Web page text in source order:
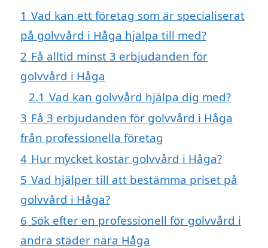
1 Vad kan ett företag som är specialiserat
på golvvård i Håga hjälpa till med?
2 Få alltid minst 3 erbjudanden för
golvvård i Håga
2.1 Vad kan golvvård hjälpa dig med?
3 Få 3 erbjudanden för golvvård i Håga
från professionella företag
4 Hur mycket kostar golvvård i Håga?
5 Vad hjälper till att bestämma priset på
golvvård i Håga?
6 Sök efter en professionell för golvvård i
andra städer nära Håga